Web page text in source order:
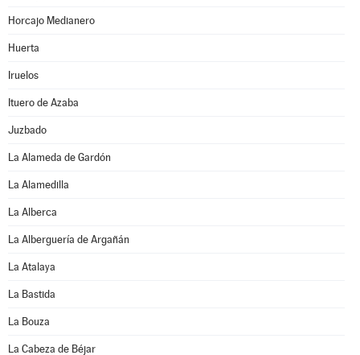
Horcajo Medianero
Huerta
Iruelos
Ituero de Azaba
Juzbado
La Alameda de Gardón
La Alamedilla
La Alberca
La Alberguería de Argañán
La Atalaya
La Bastida
La Bouza
La Cabeza de Béjar